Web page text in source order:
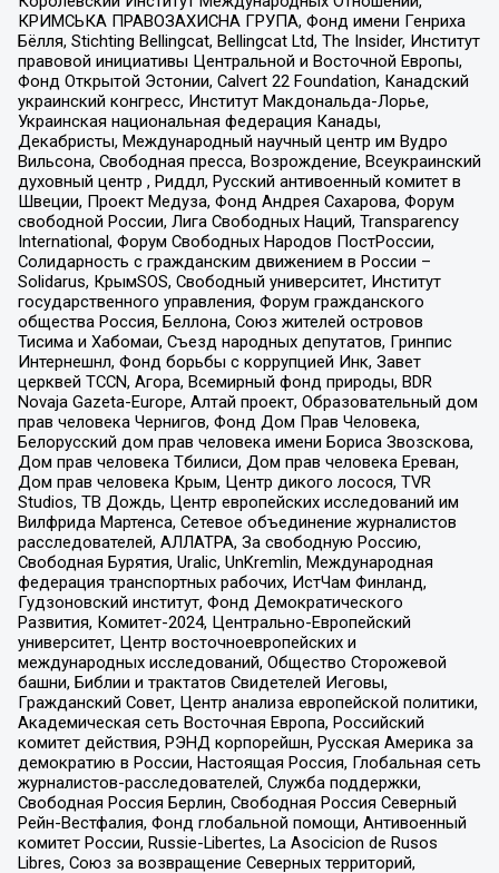
КРИМСЬКА ПРАВОЗАХИСНА ГРУПА, Фонд имени Генриха
Бёлля, Stichting Bellingcat, Bellingcat Ltd, The Insider, Институт
правовой инициативы Центральной и Восточной Европы,
Фонд Открытой Эстонии, Calvert 22 Foundation, Канадский
украинский конгресс, Институт Макдональда-Лорье,
Украинская национальная федерация Канады,
Декабристы, Международный научный центр им Вудро
Вильсона, Свободная пресса, Возрождение, Всеукраинский
духовный центр , Риддл, Русский антивоенный комитет в
Швеции, Проект Медуза, Фонд Андрея Сахарова, Форум
свободной России, Лига Свободных Наций, Transparеncy
International, Форум Свободных Народов ПостРоссии,
Солидарность с гражданским движением в России –
Solidarus, КрымSOS, Свободный университет, Институт
государственного управления, Форум гражданского
общества Россия, Беллона, Союз жителей островов
Тисима и Хабомаи, Съезд народных депутатов, Гринпис
Интернешнл, Фонд борьбы с коррупцией Инк, Завет
церквей TCCN, Агора, Всемирный фонд природы, BDR
Novaja Gazeta-Europe, Алтай проект, Образовательный дом
прав человека Чернигов, Фонд Дом Прав Человека,
Белорусский дом прав человека имени Бориса Звозскова,
Дом прав человека Тбилиси, Дом прав человека Ереван,
Дом прав человека Крым, Центр дикого лосося, TVR
Studios, ТВ Дождь, Центр европейских исследований им
Вилфрида Мартенса, Сетевое объединение журналистов
расследователей, АЛЛАТРА, За свободную Россию,
Свободная Бурятия, Uralic, UnKremlin, Международная
федерация транспортных рабочих, ИстЧам Финланд,
Гудзоновский институт, Фонд Демократического
Развития, Комитет-2024, Центрально-Европейский
университет, Центр восточноевропейских и
международных исследований, Общество Сторожевой
башни, Библии и трактатов Свидетелей Иеговы,
Гражданский Совет, Центр анализа европейской политики,
Академическая сеть Восточная Европа, Российский
комитет действия, РЭНД корпорейшн, Русская Америка за
демократию в России, Настоящая Россия, Глобальная сеть
журналистов-расследователей, Служба поддержки,
Свободная Россия Берлин, Свободная Россия Северный
Рейн-Вестфалия, Фонд глобальной помощи, Антивоенный
комитет России, Russie-Libertes, La Asocicion de Rusos
Libres, Союз за возвращение Северных территорий,